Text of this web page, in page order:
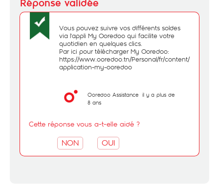
Vous pouvez suivre vos différents soldes
via l'appli My Ooredoo qui facilite votre
quotidien en quelques clics.
Par ici pour télécharger My Ooredoo:
https://www.ooredoo.tn/Personal/fr/content/116-
application-my-ooredoo
Ooredoo Assistance il y a plus de
8 ans
Cette réponse vous a-t-elle aidé ?
NON OUI